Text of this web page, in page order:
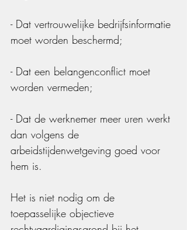
- Dat vertrouwelijke bedrijfsinformatie
moet worden beschermd;
- Dat een belangenconflict moet
worden vermeden;
- Dat de werknemer meer uren werkt
dan volgens de
arbeidstijdenwetgeving goed voor
hem is.
Het is niet nodig om de
toepasselijke objectieve